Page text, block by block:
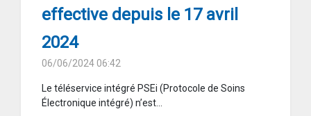
effective depuis le 17 avril
2024
06/06/2024 06:42
Le téléservice intégré PSEi (Protocole de Soins
Électronique intégré) n’est...